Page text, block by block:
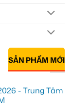
SẢN PHẨM MỚI
- Trung Tâm